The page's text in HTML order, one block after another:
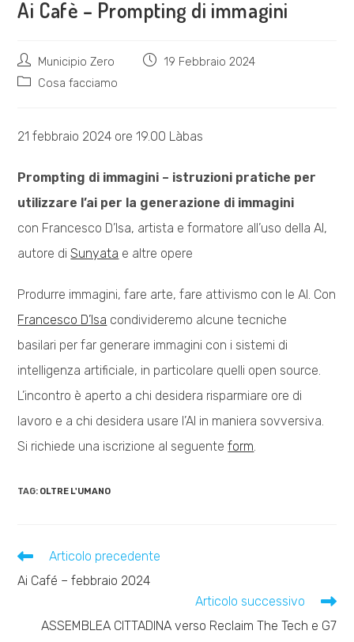
Ai Cafè – Prompting di immagini
Autore
dell'articolo:
Municipio Zero
Articolo19 Febbraio 2024
Categoria
Cosa facciamo
21 febbraio 2024 ore 19.00 Làbas
Prompting di immagini – istruzioni pratiche per
utilizzare l’ai per la generazione di immagini
con Francesco D’Isa, artista e formatore all’uso della AI,
autore diSunyata e altre opere
Produrre immagini, fare arte, fare attivismo con le AI. Con
Francesco D’Isa condivideremo alcune tecniche
basilari per far generare immagini con i sistemi di
intelligenza artificiale, in particolare quelli open source.
L’incontro è aperto a chi desidera risparmiare ore di
lavoro e a chi desidera usare l’AI in maniera sovversiva.
Si richiede una iscrizione al seguenteform.
TAG: OLTRE L'UMANO
Leggi
articoli
Articolo precedente
Ai Café – febbraio 2024
Articolo successivo
ASSEMBLEA CITTADINA verso Reclaim The Tech e G7